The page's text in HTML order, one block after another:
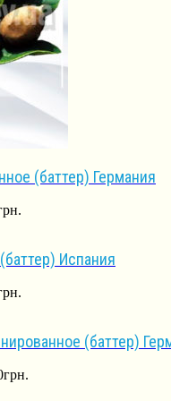
(баттер) Германия
Испания
(баттер)
грн.